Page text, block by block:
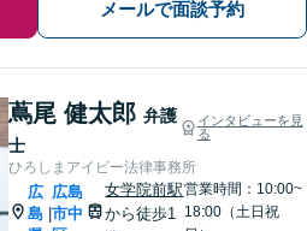
メールで面談予約
蔦尾 健太郎 弁護
士
インタビューを見
る
ひろしまアイビー法律事務所
広
島 |
広島
市中
女学院前駅
から徒歩1
営業時間：10:00~
18:00（土日祝